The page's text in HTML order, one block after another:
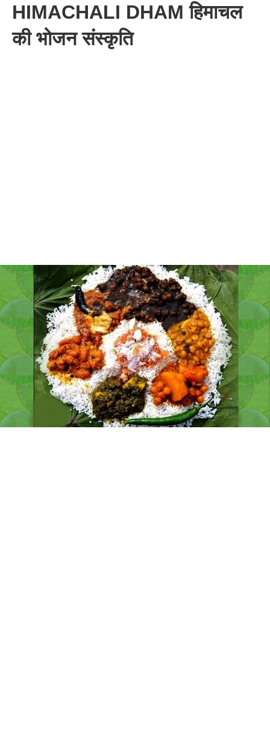
HIMACHALI DHAM हिमाचल
की भोजन संस्कृति